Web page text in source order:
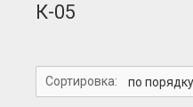
К-05